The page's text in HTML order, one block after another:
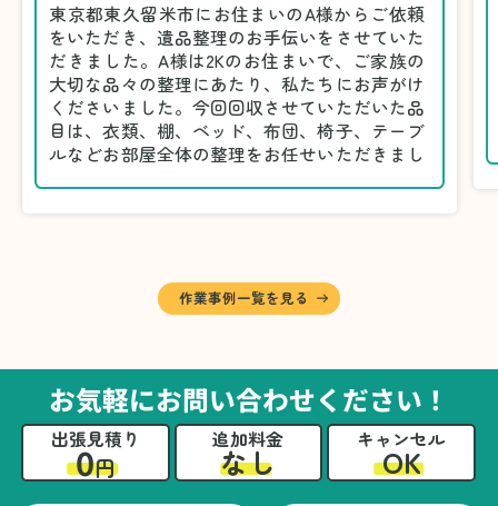
東京都東久留米市にお住まいのA様からご依頼
をいただき、遺品整理のお手伝いをさせていた
だきました。A様は2Kのお住まいで、ご家族の
大切な品々の整理にあたり、私たちにお声がけ
くださいました。今回回収させていただいた品
目は、衣類、棚、ベッド、布団、椅子、テーブ
ルなどお部屋全体の整理をお任せいただきまし
に仕分けしました。
A様から「手際よく進めてくれて助かりまし
るのは難しかったと思います」との温かいお言
葉をいただきました。遺品整理という心の負担
が大きい作業において、少しでもA様の力にな
れたことをスタッフ一同嬉しく思います。
作業事例一覧を見る
お気軽にお問い合わせください！
出張見積り
0円
追加料金
なし
キャンセル
OK